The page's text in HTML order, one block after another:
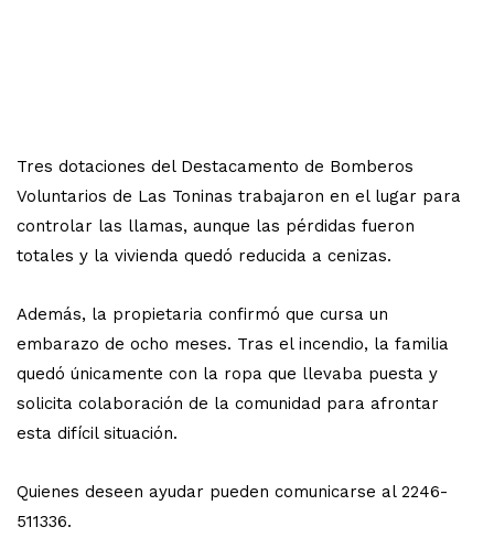
Tres dotaciones del Destacamento de Bomberos
Voluntarios de Las Toninas trabajaron en el lugar para
controlar las llamas, aunque las pérdidas fueron
totales y la vivienda quedó reducida a cenizas.
Además, la propietaria confirmó que cursa un
embarazo de ocho meses. Tras el incendio, la familia
quedó únicamente con la ropa que llevaba puesta y
solicita colaboración de la comunidad para afrontar
esta difícil situación.
Quienes deseen ayudar pueden comunicarse al 2246-
511336.